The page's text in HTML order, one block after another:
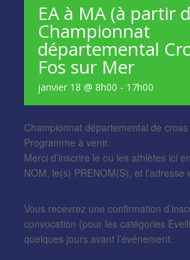
EA à MA (à partir
Championnat
départemental
Fos sur Mer
janvier 18 @ 8h00 - 17h00
Championnat départemental de
Programme à venir.
Merci d’inscrire le ou les athlètes ici
NOM, le(s) PRENOM(S), et l’adresse
Vous recevrez une confirmation
convocation (pour les catégories
quelques jours avant l’événement.